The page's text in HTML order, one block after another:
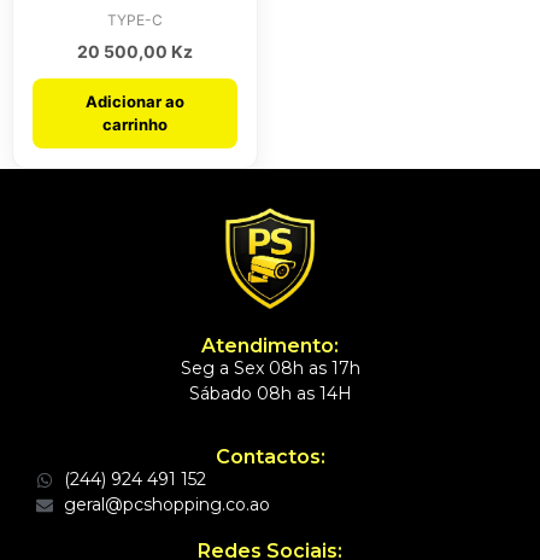
TYPE-C
20 500,00 Kz
Adicionar ao
carrinho
Atendimento:
Seg a Sex 08h as 17h
Sábado 08h as 14H
Contactos:
(244) 924 491 152
geral@pcshopping.co.ao
Redes Sociais: